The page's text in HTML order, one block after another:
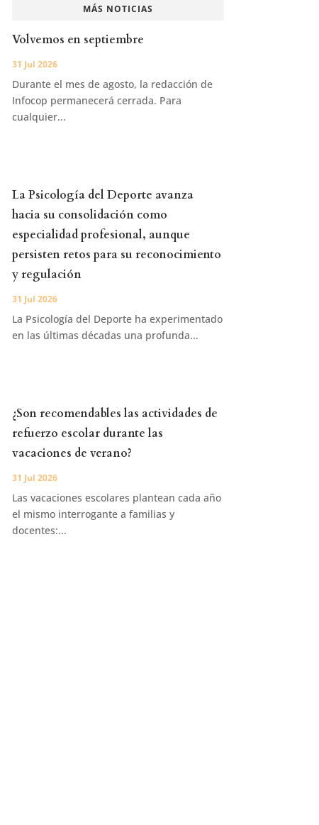
MÁS NOTICIAS
Volvemos en septiembre
31 Jul 2026
Durante el mes de agosto, la redacción de
Infocop permanecerá cerrada. Para
cualquier...
La Psicología del Deporte avanza
hacia su consolidación como
especialidad profesional, aunque
persisten retos para su reconocimiento
y regulación
31 Jul 2026
La Psicología del Deporte ha experimentado
en las últimas décadas una profunda...
¿Son recomendables las actividades de
refuerzo escolar durante las
vacaciones de verano?
31 Jul 2026
Las vacaciones escolares plantean cada año
el mismo interrogante a familias y
docentes:...